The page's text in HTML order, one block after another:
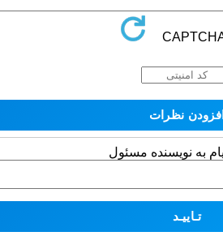
به نویسنده مسئول